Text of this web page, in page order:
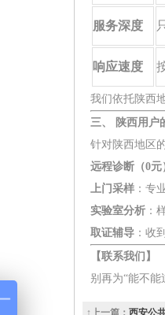
服务深度
响应速度
我们依托陕西
三、 陕西用户
针对陕西地区
远程诊断（0元
上门采样 ：专
实验室分析 ：
取证辅导 ：收
【联系我们】
别再为“能不能
↑上一篇： 西安公